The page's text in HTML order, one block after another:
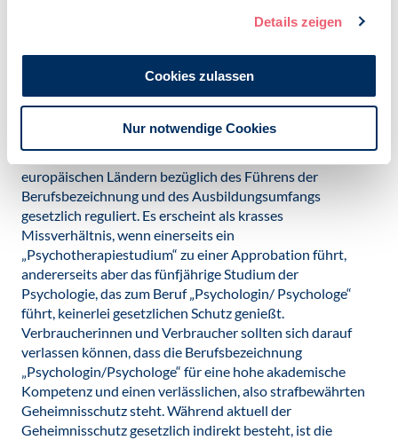
Details zeigen
Cookies zulassen
Nur notwendige Cookies
intime und persönliche Geheimnisse von Menschen und
Entwicklungschancen und somit Teilhabemöglichkeiten
ein und unterstützen diese bestmöglich. Nicht nur
bezogen auf psychische Erkrankungen, sondern auch in
Dienstleistungen eine hohe Kompetenz erforderlich. Der
Beruf „Psychologin/Psychologe“ ist daher in vielen
europäischen Ländern bezüglich des Führens der
Berufsbezeichnung und des Ausbildungsumfangs
gesetzlich reguliert. Es erscheint als krasses
Missverhältnis, wenn einerseits ein
„Psychotherapiestudium“ zu einer Approbation führt,
andererseits aber das fünfjährige Studium der
Psychologie, das zum Beruf „Psychologin/ Psychologe“
führt, keinerlei gesetzlichen Schutz genießt.
Verbraucherinnen und Verbraucher sollten sich darauf
verlassen können, dass die Berufsbezeichnung
„Psychologin/Psychologe“ für eine hohe akademische
Kompetenz und einen verlässlichen, also strafbewährten
Geheimnisschutz steht. Während aktuell der
Geheimnisschutz gesetzlich indirekt besteht, ist die